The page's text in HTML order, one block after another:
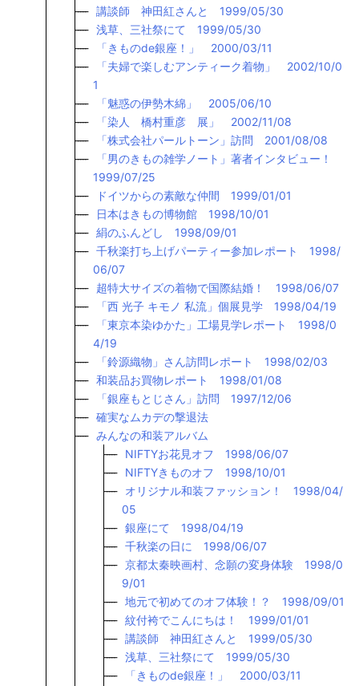
講談師 神田紅さんと 1999/05/30
浅草、三社祭にて 1999/05/30
「きものde銀座！」 2000/03/11
「夫婦で楽しむアンティーク着物」 2002/10/0
1
「魅惑の伊勢木綿」 2005/06/10
「染人 橋村重彦 展」 2002/11/08
「株式会社パールトーン」訪問 2001/08/08
「男のきもの雑学ノート」著者インタビュー！
1999/07/25
ドイツからの素敵な仲間 1999/01/01
日本はきもの博物館 1998/10/01
絹のふんどし 1998/09/01
千秋楽打ち上げパーティー参加レポート 1998/
06/07
超特大サイズの着物で国際結婚！ 1998/06/07
「西 光子 キモノ 私流」個展見学 1998/04/19
「東京本染ゆかた」工場見学レポート 1998/0
4/19
「鈴源織物」さん訪問レポート 1998/02/03
和装品お買物レポート 1998/01/08
「銀座もとじさん」訪問 1997/12/06
確実なムカデの撃退法
みんなの和装アルバム
NIFTYお花見オフ 1998/06/07
NIFTYきものオフ 1998/10/01
オリジナル和装ファッション！ 1998/04/
05
銀座にて 1998/04/19
千秋楽の日に 1998/06/07
京都太秦映画村、念願の変身体験 1998/0
9/01
地元で初めてのオフ体験！？ 1998/09/01
紋付袴でこんにちは！ 1999/01/01
講談師 神田紅さんと 1999/05/30
浅草、三社祭にて 1999/05/30
「きものde銀座！」 2000/03/11